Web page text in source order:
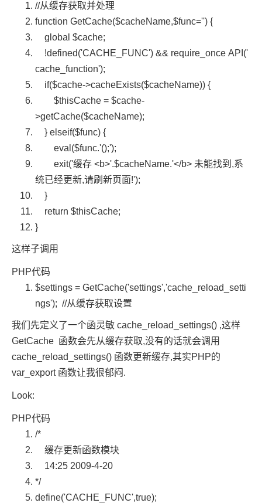
//从缓存获取并处理
function GetCache($cacheName,$func='') {
global $cache;
!defined('CACHE_FUNC') && require_once API('
cache_function');
if($cache->cacheExists($cacheName)) {
$thisCache = $cache-
>getCache($cacheName);
} elseif($func) {
eval ($func.'();');
exit('缓存 <b>'.$cacheName.'</b> 未能找到,系
统已经更新,请刷新页面!');
}
return $thisCache;
}
这样子调用
PHP代码
$settings = GetCache('settings','cache_reload_setti
ngs'); //从缓存获取设置
我们先定义了一个函灵敏 cache_reload_settings() ,这样
GetCache 函数会先从缓存获取,没有的话就会调用
cache_reload_settings() 函数更新缓存,其实PHP的
var_export 函数让我很郁闷.
Look:
PHP代码
/*
缓存更新函数模块
14:25 2009-4-20
*/
define('CACHE_FUNC',true);